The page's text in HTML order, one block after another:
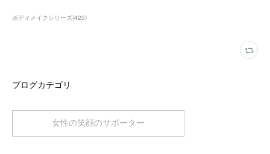
ボディメイクシリーズ(420)
ブログカテゴリ
女性の笑顔のサポーター